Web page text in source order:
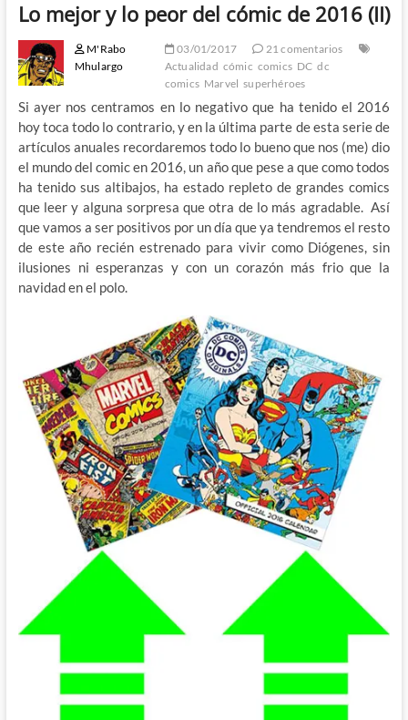
Lo mejor y lo peor del cómic de 2016 (II)
M'Rabo
Mhulargo
03/01/2017
21 comentarios
Actualidad cómic comics DC dc
comics Marvel superhéroes
Si ayer nos centramos en lo negativo que ha tenido el 2016
hoy toca todo lo contrario, y en la última parte de esta serie de
artículos anuales recordaremos todo lo bueno que nos (me) dio
el mundo del comic en 2016, un año que pese a que como todos
ha tenido sus altibajos, ha estado repleto de grandes comics
que leer y alguna sorpresa que otra de lo más agradable. Así
que vamos a ser positivos por un día que ya tendremos el resto
de este año recién estrenado para vivir como Diógenes, sin
ilusiones ni esperanzas y con un corazón más frio que la
navidad en el polo.